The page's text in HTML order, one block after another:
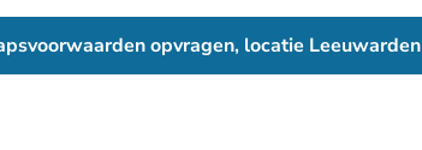
opvragen, locatie Leeuwarden